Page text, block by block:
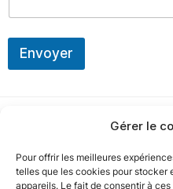
Gérer le
Pour offrir les meilleures
telles que les cookies pour stocker
appareils. Le fait de consentir à
Envoyer
Notre politique